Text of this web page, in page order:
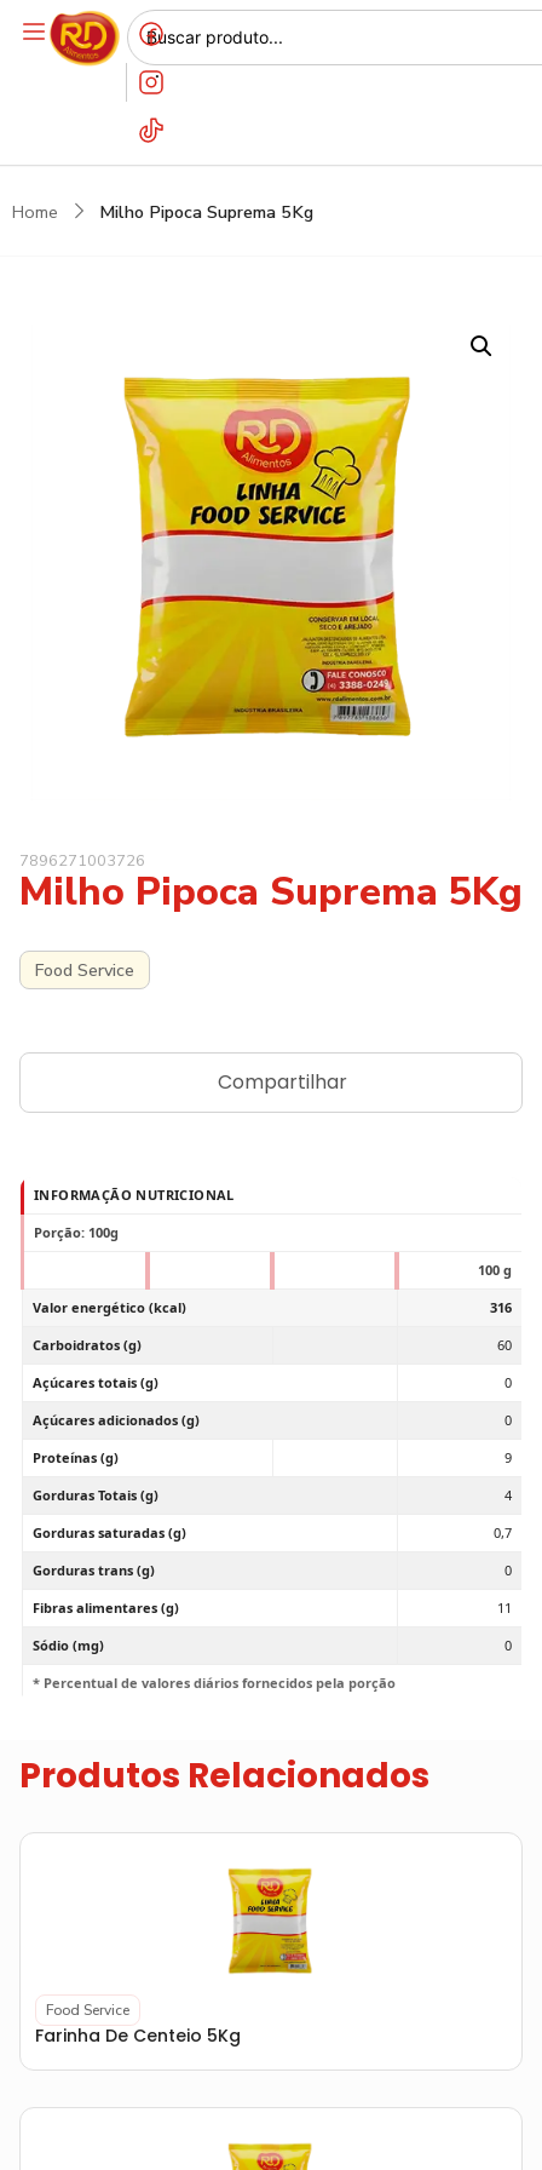
Home Milho Pipoca Suprema 5Kg
7896271003726
Milho Pipoca Suprema 5Kg
Food Service
Compartilhar
INFORMAÇÃO NUTRICIONAL
Porção: 100g
100 g
Valor energético (kcal) 316
Carboidratos (g) 60
Açúcares totais (g) 0
Açúcares adicionados (g) 0
Proteínas (g) 9
Gorduras Totais (g) 4
Gorduras saturadas (g) 0,7
Gorduras trans (g) 0
Fibras alimentares (g) 11
Sódio (mg) 0
* Percentual de valores diários fornecidos pela porção
Produtos Relacionados
Food Service
Farinha De Centeio 5Kg